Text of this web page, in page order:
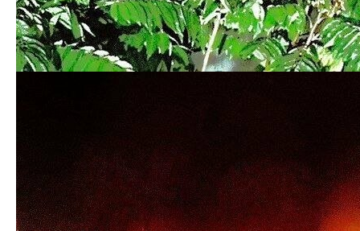
Полтавка
Анастасія Ковтун
знову терміново
потребує вашої
допомоги
"Справжнє літо!" — відомий
синоптик порадувала
прогнозом на найближчі
На Полтавщині запрошують
до проекту «Крила» жінок,
які шукають роботу або